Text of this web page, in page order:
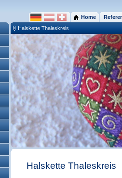
Home
Halskette Thaleskreis
Halskette Thaleskreis